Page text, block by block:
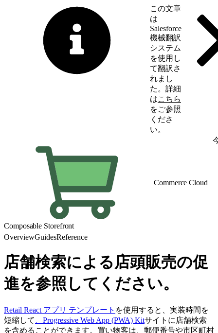
この文章
は
Salesforce
機械翻訳
システム
を使用し
て翻訳さ
れまし
た。詳細
はこちら
をご参照
くださ
い。
Commerce Cloud
Composable Storefront
OverviewGuidesReference
店舗検索による店頭販売の促
進を参照してください。
Retail React アプリ テンプレート を使用すると、実装時間を
短縮して
、Progressive Web App (PWA) Kitサイトに店舗検索
を含めることができます。買い物客は、郵便番号や市区町村